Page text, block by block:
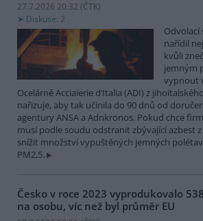
27.7.2026 20:32 (ČTK)
Diskuse: 2
Odvolací
nařídil
kvůli
jemným
vypnout
Ocelárně Acciaierie d’Italia (ADI) z
nařizuje, aby tak učinila do 90 dnů od
agentury ANSA a Adnkronos. Pokud chce
musí podle soudu odstranit zbývající azbest
snížit množství vypuštěných jemných
PM2,5.
Česko v roce 2023 vyprodukovalo
na osobu, víc než byl průměr EU